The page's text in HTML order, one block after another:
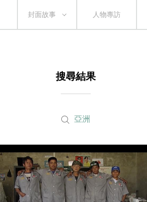
封面故事 人物專訪
搜尋結果
亞洲